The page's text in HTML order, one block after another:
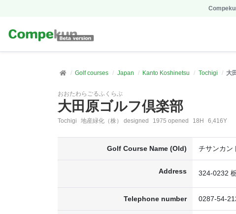
Golf courses Japan Kanto Koshinetsu Tochigi 大
おおたわらごるふくらぶ
大田原ゴルフ倶楽部
Tochigi 地産緑化（株） designed 1975 opened 18H 6,416Y
Golf Course Name (Old) チサンカン
Address 324-0232
Telephone number 0287-54-